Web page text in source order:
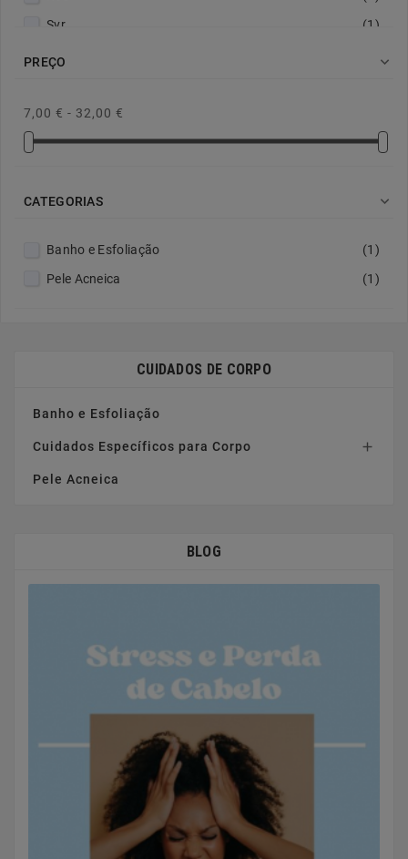
Svr
(1)
PREÇO 
7,00 € - 32,00 €
CATEGORIAS 
Banho e Esfoliação
(1)
Pele Acneica
(1)
CUIDADOS DE CORPO
Banho e Esfoliação
Cuidados Específicos para Corpo 
Pele Acneica
BLOG